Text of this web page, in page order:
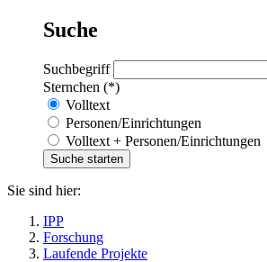
Suche
Suchbegriff
Sternchen (*)
Volltext
Personen/Einrichtungen
Volltext + Personen/Einrichtungen
Sie sind hier:
IPP
Forschung
Laufende Projekte